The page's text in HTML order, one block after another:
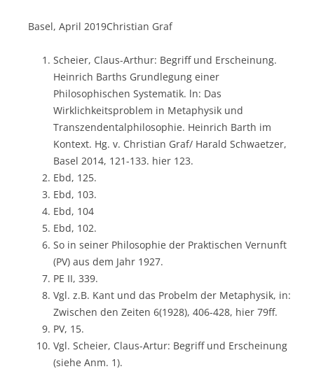
Basel, April 2019Christian Graf
Scheier, Claus-Arthur: Begriff und Erscheinung.
Heinrich Barths Grundlegung einer
Philosophischen Systematik. ln: Das
Wirklichkeitsproblem in Metaphysik und
Transzendentalphilosophie. Heinrich Barth im
Kontext. Hg. v. Christian Graf/ Harald Schwaetzer,
Basel 2014, 121-133. hier 123.
Ebd, 125.
Ebd, 103.
Ebd, 104
Ebd, 102.
So in seiner Philosophie der Praktischen Vernunft
(PV) aus dem Jahr 1927.
PE II, 339.
Vgl. z.B. Kant und das Probelm der Metaphysik, in:
Zwischen den Zeiten 6(1928), 406-428, hier 79ff.
PV, 15.
Vgl. Scheier, Claus-Artur: Begriff und Erscheinung
(siehe Anm. 1).